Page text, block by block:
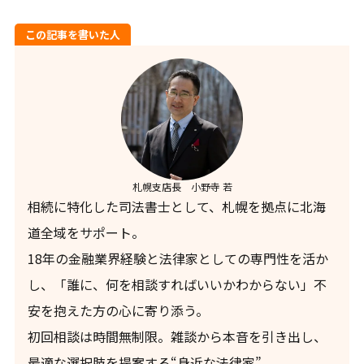
この記事を書いた人
札幌支店長 小野寺 若
相続に特化した司法書士として、札幌を拠点に北海
道全域をサポート。
18年の金融業界経験と法律家としての専門性を活か
し、「誰に、何を相談すればいいかわからない」不
安を抱えた方の心に寄り添う。
初回相談は時間無制限。雑談から本音を引き出し、